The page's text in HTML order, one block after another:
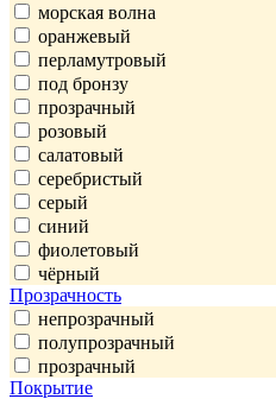
морская волна
оранжевый
перламутровый
под бронзу
прозрачный
розовый
салатовый
серебристый
серый
синий
фиолетовый
чёрный
Прозрачность
непрозрачный
полупрозрачный
прозрачный
Покрытие